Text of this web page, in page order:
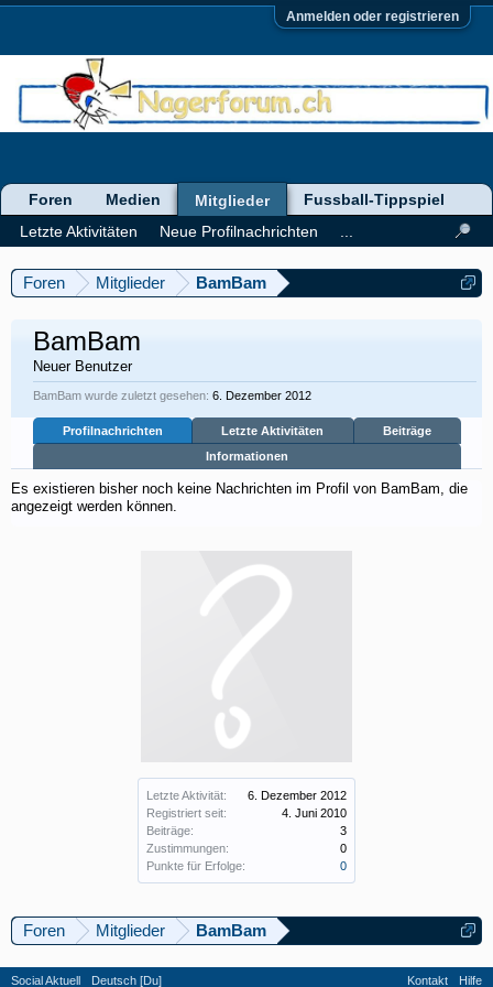
Anmelden oder registrieren
Foren Mitglieder BamBam
Letzte Aktivität:
6. Dezember 2012
Registriert seit:
4. Juni 2010
Beiträge:
3
Zustimmungen:
0
Punkte für Erfolge:
0
BamBam
Neuer Benutzer
BamBam wurde zuletzt gesehen: 6. Dezember 2012
Profilnachrichten Letzte Aktivitäten
Beiträge
Informationen
Es existieren bisher noch keine Nachrichten im Profil von BamBam, die
angezeigt werden können.
Foren Mitglieder BamBam
Foren Medien
Mitglieder
Letzte Aktivitäten
Neue Profilnachrichten
Fussball-Tippspiel
Social Aktuell Deutsch [Du] Kontakt Hilfe